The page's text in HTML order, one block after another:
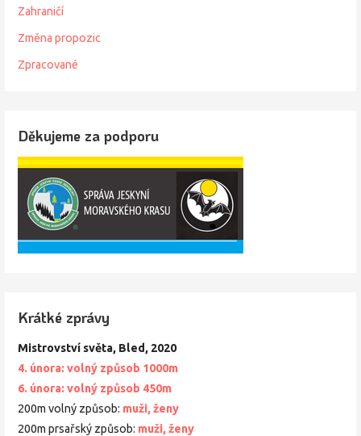
Zahraničí
Změna propozic
Zpracované
Děkujeme za podporu
Krátké zprávy
Mistrovství světa, Bled, 2020
4. února: volný způsob 1000m
6. února: volný způsob 450m
200m volný způsob: muži, ženy
200m prsařský způsob: muži, ženy